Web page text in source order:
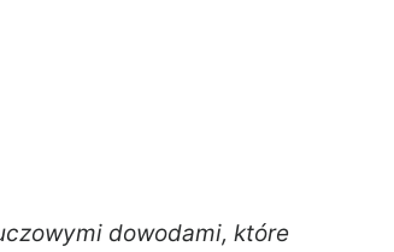
dowodami, które